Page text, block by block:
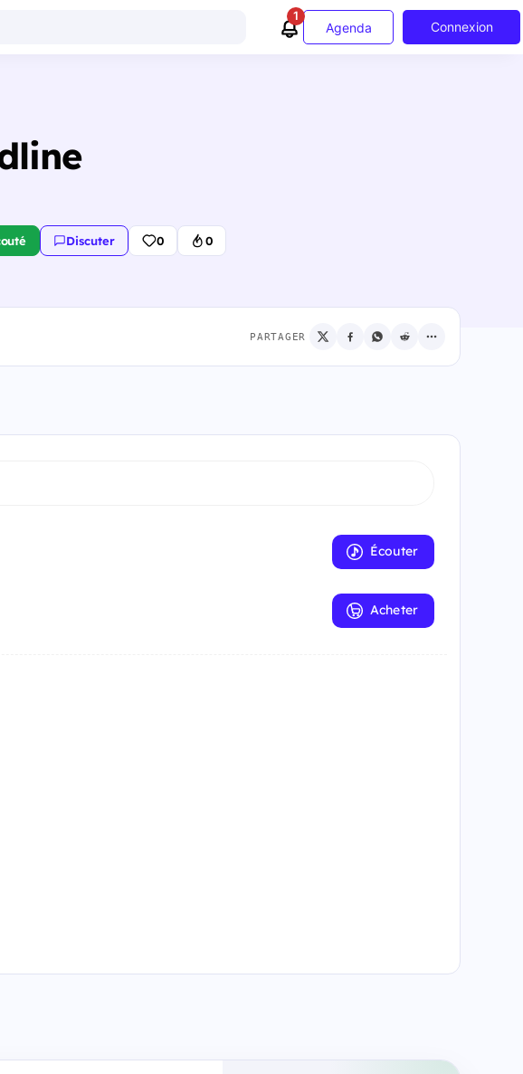
1
Agenda Connexion
Discuter 0 0
PARTAGER
Écouter
Acheter